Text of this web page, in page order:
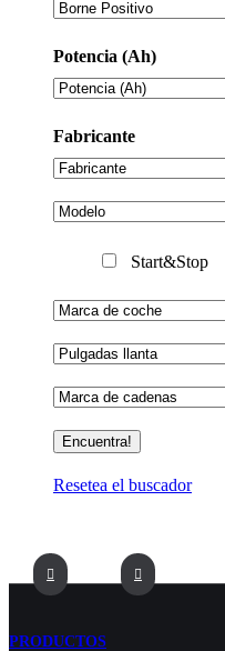
Potencia (Ah)
Fabricante
Start&Stop
Resetea el buscador
PRODUCTOS